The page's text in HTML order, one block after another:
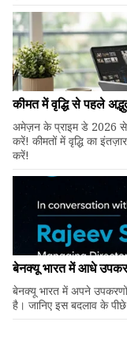
कीमत में वृद्धि से पहले
अमेज़न के प्राइम डे 2026
करें! कीमतों में वृद्धि का
करें!
बेनक्यू भारत में आधे
बेनक्यू भारत में अपने
है। जानिए इस बदलाव के